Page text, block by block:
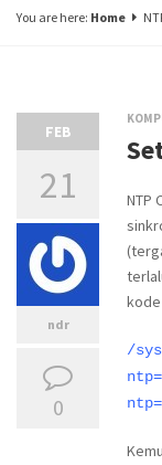
You are here: Home
FEB
21
ndr
0
NTP
/